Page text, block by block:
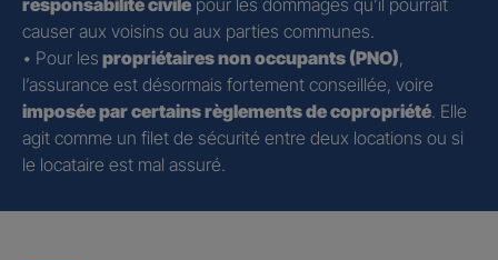
causer aux voisins ou aux parties communes.
• Pour les propriétaires non occupants (PNO),
l’assurance est désormais fortement conseillée, voire
imposée par certains règlements de copropriété. Elle
agit comme un filet de sécurité entre deux locations ou si
le locataire est mal assuré.